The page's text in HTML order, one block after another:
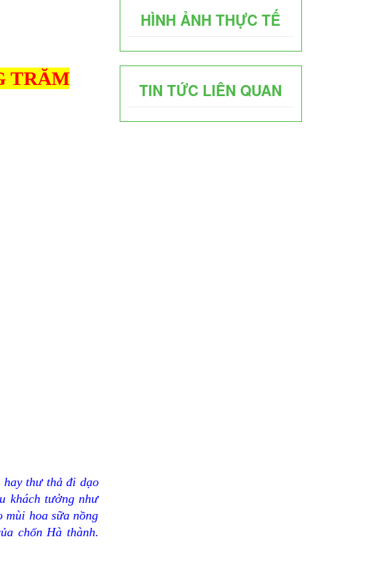
TRĂM
hay thư thả đi dạo
khách tưởng như
mùi hoa sữa nồng
chốn Hà thành.
HÌNH ẢNH THỰC TẾ
TIN TỨC LIÊN QUAN